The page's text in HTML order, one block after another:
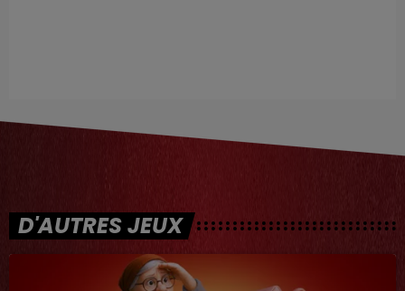
D'AUTRES JEUX